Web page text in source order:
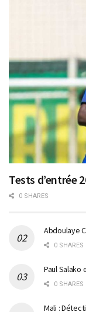
Tests d’entrée
0 SHARES
Abdoulaye
0 SHARES
Paul Salako
0 SHARES
Mali :